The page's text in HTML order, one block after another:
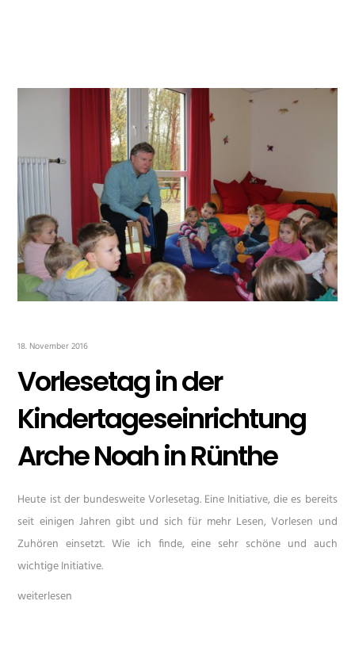
18. November 2016
Vorlesetag in der
Kindertageseinrichtung
Arche Noah in Rünthe
Heute ist der bundesweite Vorlesetag. Eine Initiative, die es bereits
seit einigen Jahren gibt und sich für mehr Lesen, Vorlesen und
Zuhören einsetzt. Wie ich finde, eine sehr schöne und auch
wichtige Initiative.
weiterlesen